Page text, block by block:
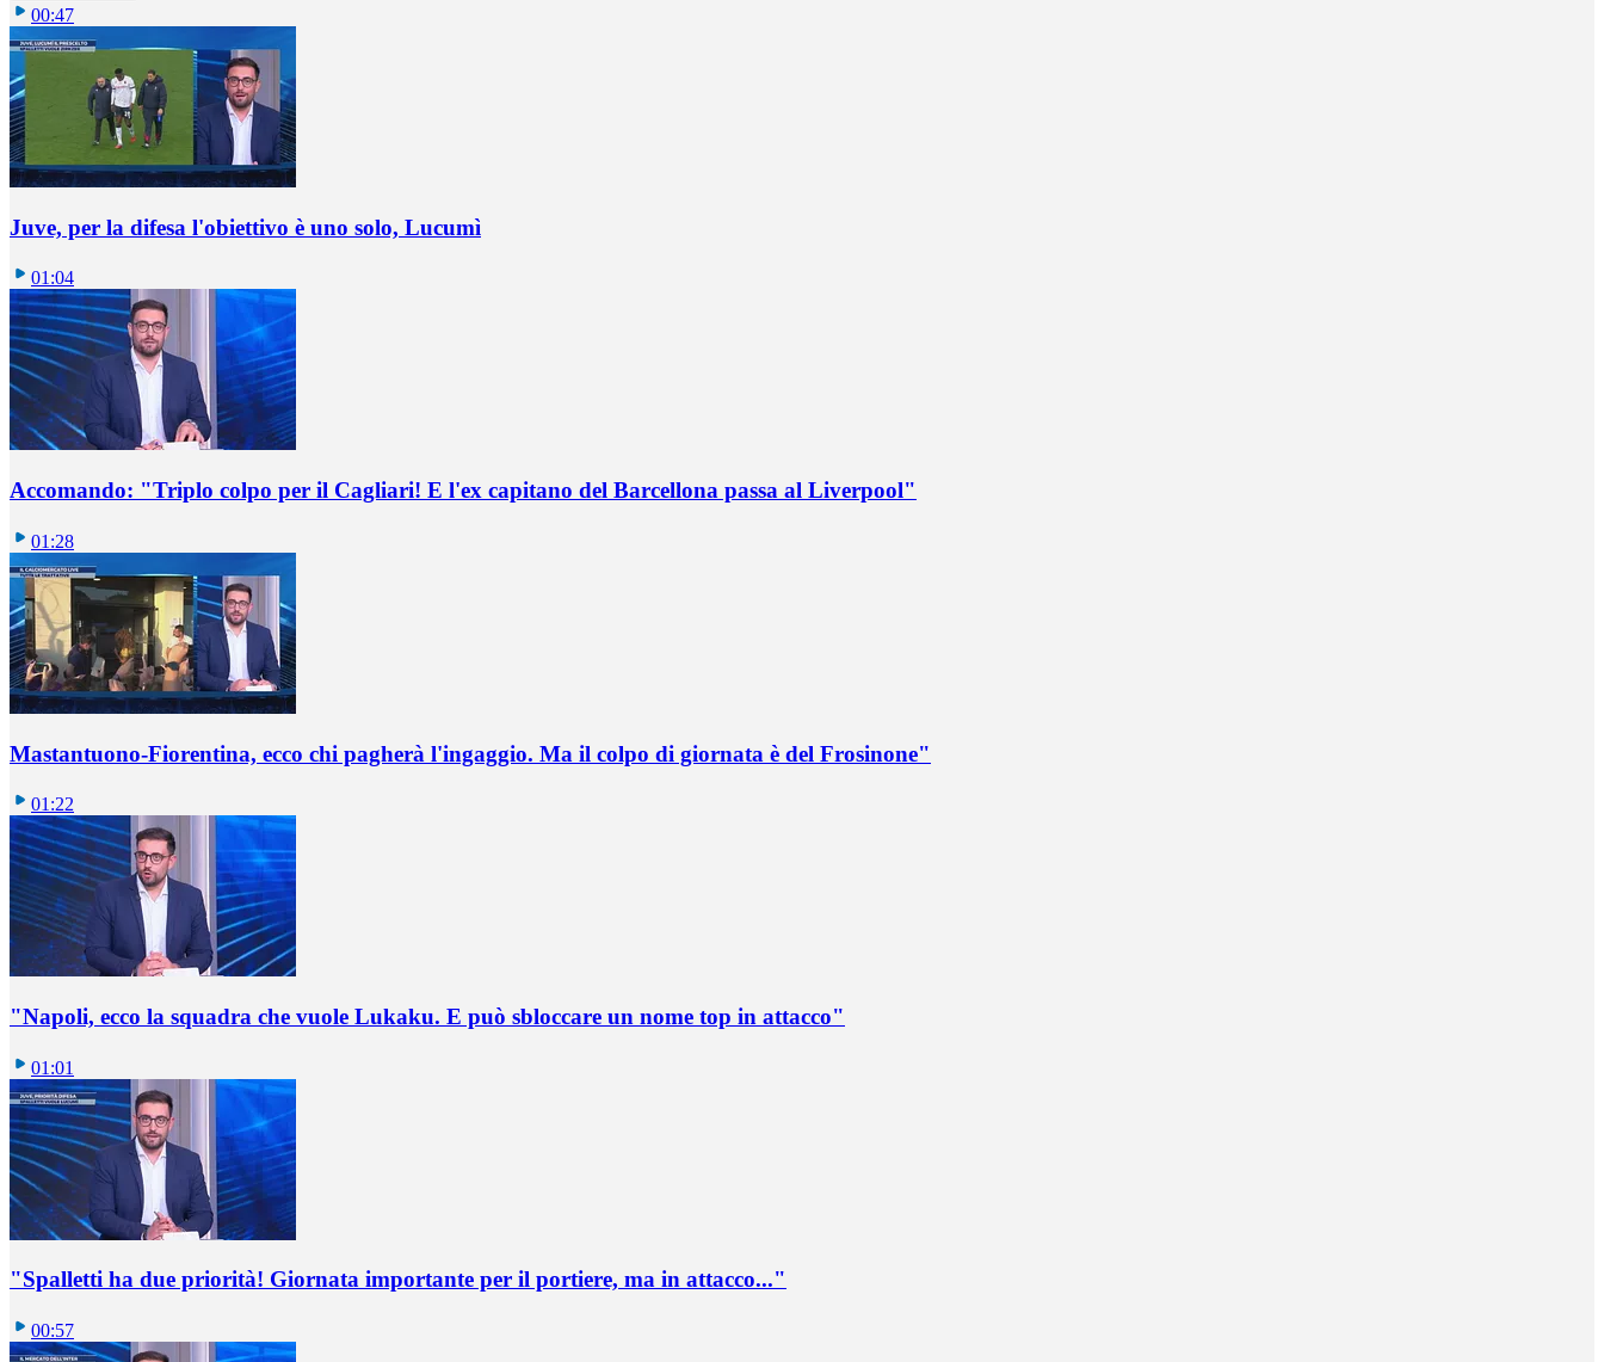
00:47
Juve, per la difesa l'obiettivo è uno solo, Lucumì
01:04
Accomando: "Triplo colpo per il Cagliari! E l'ex capitano del Barcellona passa al Liverpool"
01:28
Mastantuono-Fiorentina, ecco chi pagherà l'ingaggio. Ma il colpo di giornata è del Frosinone"
01:22
"Napoli, ecco la squadra che vuole Lukaku. E può sbloccare un nome top in attacco"
01:01
"Spalletti ha due priorità! Giornata importante per il portiere, ma in attacco..."
00:57